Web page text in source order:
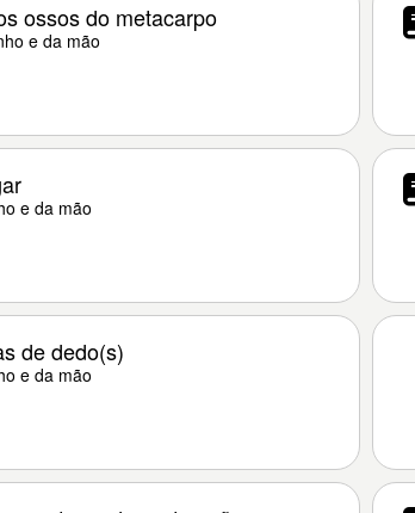
ossos do metacarpo
e da mão
e da mão
de dedo(s)
e da mão